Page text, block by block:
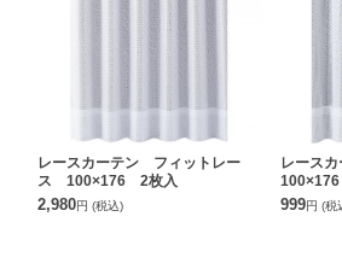
レースカーテン フィットレー
ス 100×176 2枚入
2,980円 (税込)
レース
999円 (税